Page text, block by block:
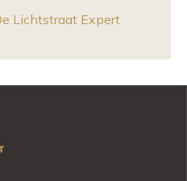
Lichtstraat Expert